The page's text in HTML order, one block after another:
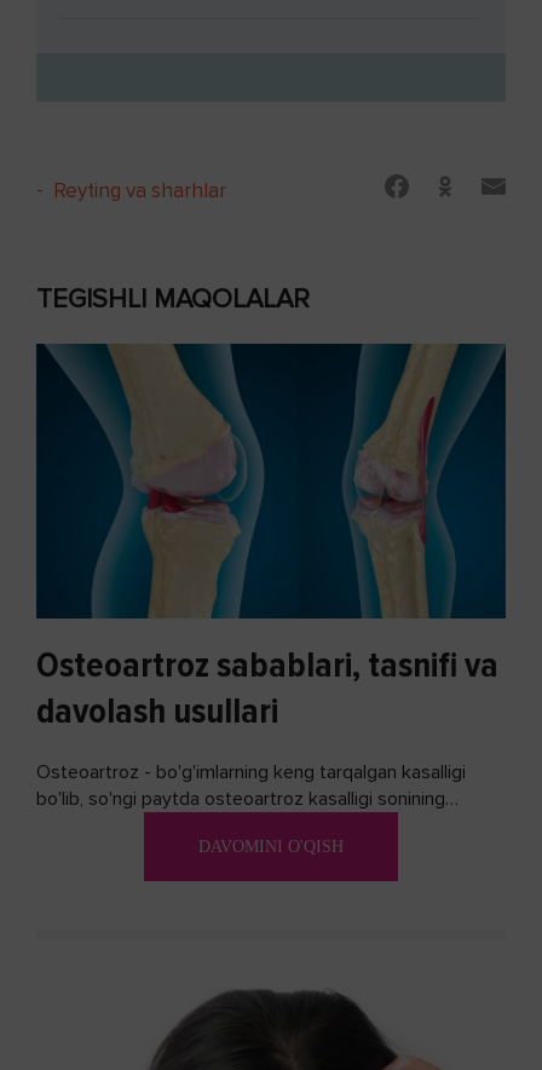
- Reyting va sharhlar
TEGISHLI MAQOLALAR
Osteoartroz sabablari, tasnifi va
davolash usullari
Osteoartroz - bo'g'imlarning keng tarqalgan kasalligi
bo'lib, so'ngi paytda osteoartroz kasalligi sonining
DAVOMINI O'QISH